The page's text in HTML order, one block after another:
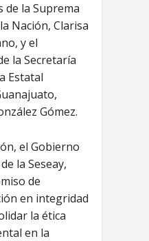
de la Suprema
Nación, Clarisa
y el
la Secretaría
Estatal
Gómez.
el Gobierno
la Seseay,
de
en integridad
la ética
en la